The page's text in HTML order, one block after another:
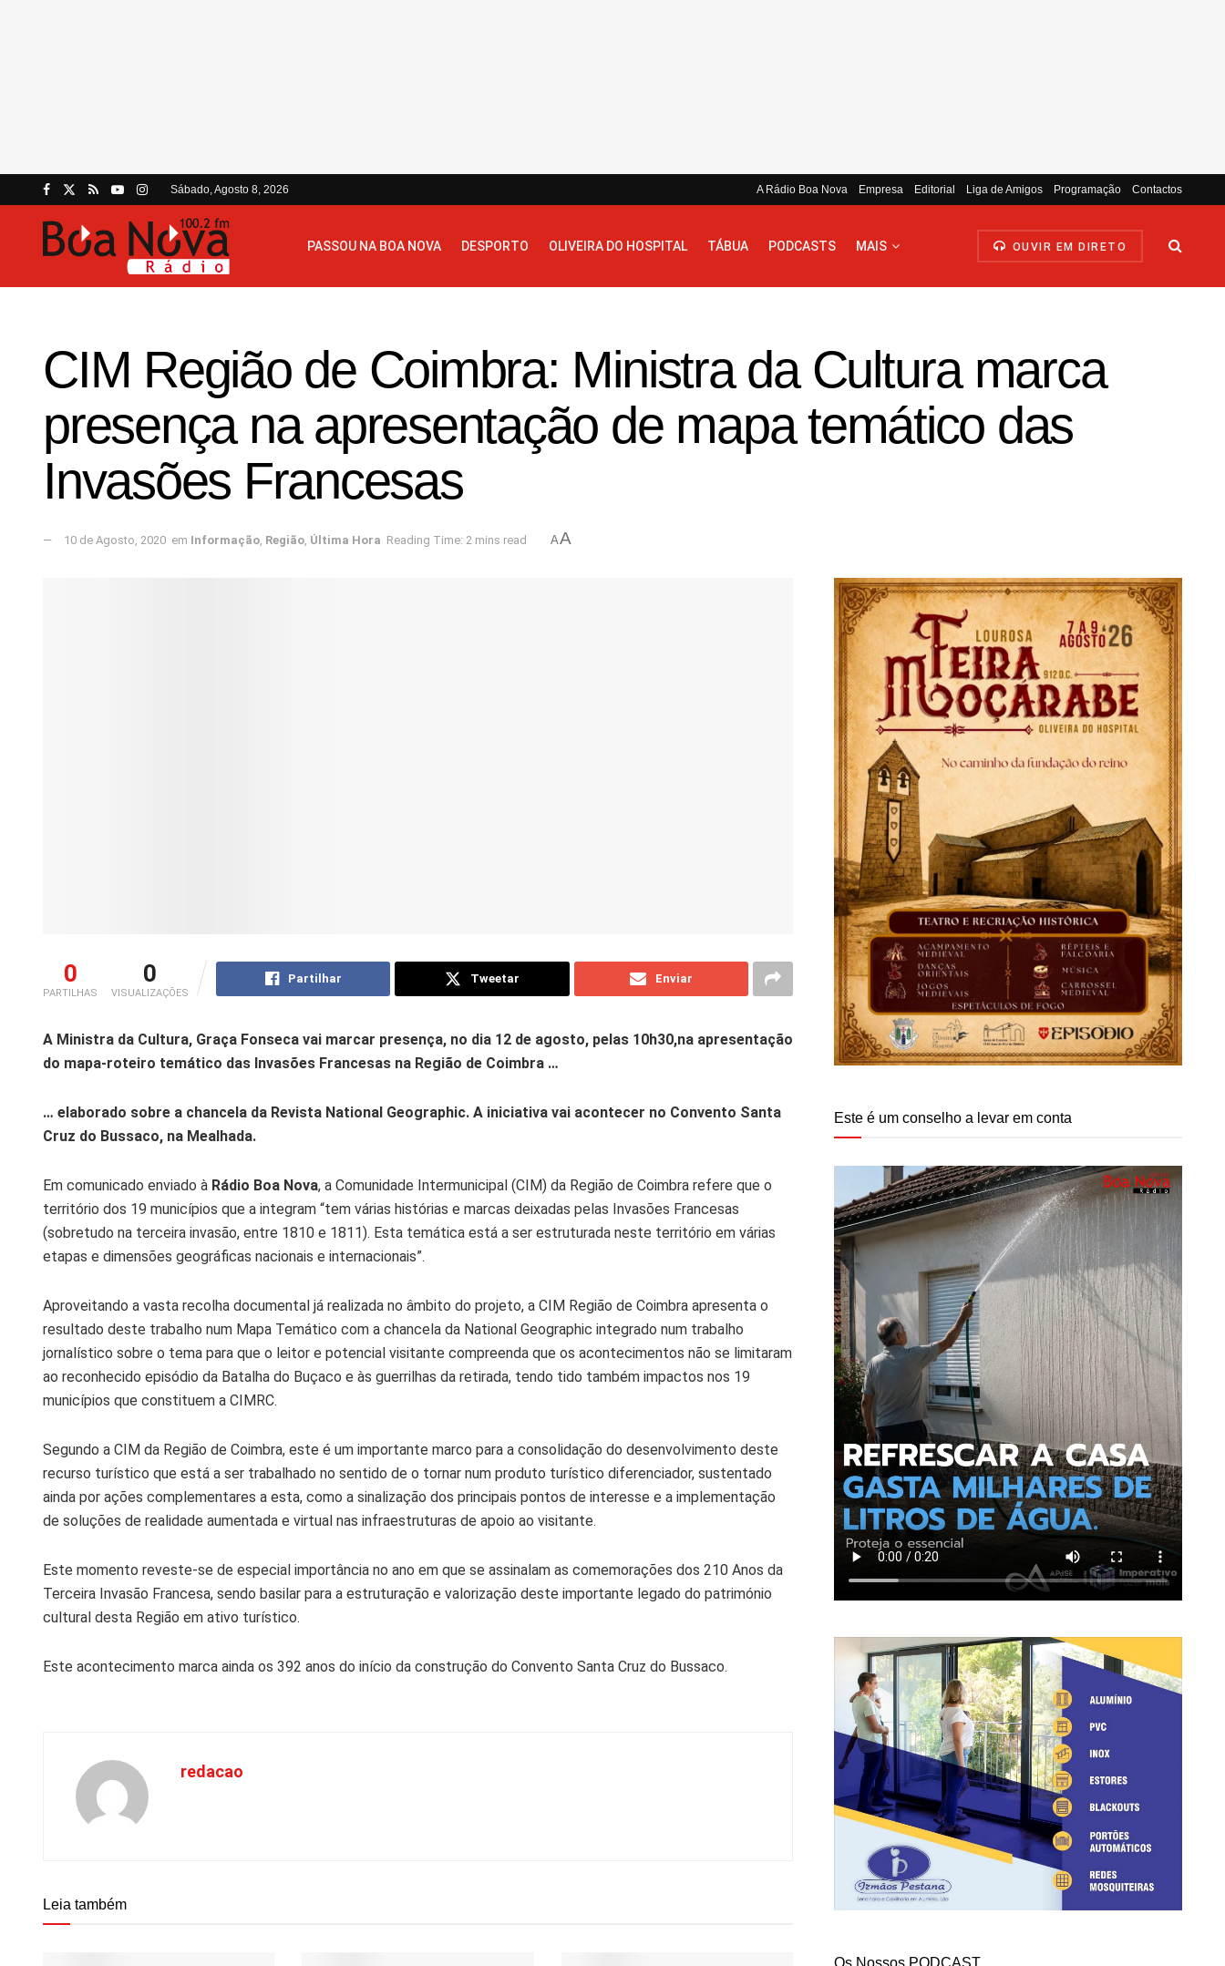
Sábado, Agosto 8, 2026 A Rádio Boa Nova Empresa Editorial Liga de Amigos Programação Contactos
PASSOU NA BOA NOVA DESPORTO OLIVEIRA DO HOSPITAL TÁBUA PODCASTS MAIS OUVIR EM DIRETO
CIM Região de Coimbra: Ministra da Cultura marca
presença na apresentação de mapa temático das
Invasões Francesas
10 de Agosto, 2020 em Informação, Região, Última Hora Reading Time: 2 mins read AA
0
PARTILHAS
0
VISUALIZAÇÕES
Partilhar Tweetar Enviar
A Ministra da Cultura, Graça Fonseca vai marcar presença, no dia 12 de agosto, pelas 10h30,na apresentação
do mapa-roteiro temático das Invasões Francesas na Região de Coimbra …
… elaborado sobre a chancela da Revista National Geographic. A iniciativa vai acontecer no Convento Santa
Cruz do Bussaco, na Mealhada.
Em comunicado enviado à Rádio Boa Nova, a Comunidade Intermunicipal (CIM) da Região de Coimbra refere que o
território dos 19 municípios que a integram “tem várias histórias e marcas deixadas pelas Invasões Francesas
(sobretudo na terceira invasão, entre 1810 e 1811). Esta temática está a ser estruturada neste território em várias
etapas e dimensões geográficas nacionais e internacionais”.
Aproveitando a vasta recolha documental já realizada no âmbito do projeto, a CIM Região de Coimbra apresenta o
resultado deste trabalho num Mapa Temático com a chancela da National Geographic integrado num trabalho
jornalístico sobre o tema para que o leitor e potencial visitante compreenda que os acontecimentos não se limitaram
ao reconhecido episódio da Batalha do Buçaco e às guerrilhas da retirada, tendo tido também impactos nos 19
municípios que constituem a CIMRC.
Segundo a CIM da Região de Coimbra, este é um importante marco para a consolidação do desenvolvimento deste
recurso turístico que está a ser trabalhado no sentido de o tornar num produto turístico diferenciador, sustentado
ainda por ações complementares a esta, como a sinalização dos principais pontos de interesse e a implementação
de soluções de realidade aumentada e virtual nas infraestruturas de apoio ao visitante.
Este momento reveste-se de especial importância no ano em que se assinalam as comemorações dos 210 Anos da
Terceira Invasão Francesa, sendo basilar para a estruturação e valorização deste importante legado do património
cultural desta Região em ativo turístico.
Este acontecimento marca ainda os 392 anos do início da construção do Convento Santa Cruz do Bussaco.
redacao
Leia também
Este é um conselho a levar em conta
Os Nossos PODCAST